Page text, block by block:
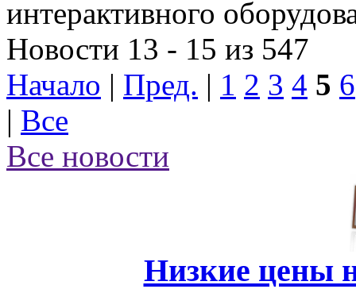
интерактивного
Новости 13 - 15 из 547
Начало | Пред. | 1 2 3 4 5 6
| Все
Все новости
Низкие цены